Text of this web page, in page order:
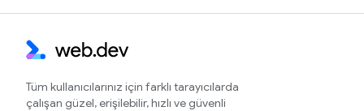
Tüm kullanıcılarınız için farklı tarayıcılarda
çalışan güzel, erişilebilir, hızlı ve güvenli